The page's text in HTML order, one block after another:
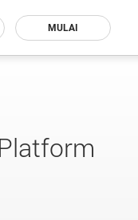
MULAI